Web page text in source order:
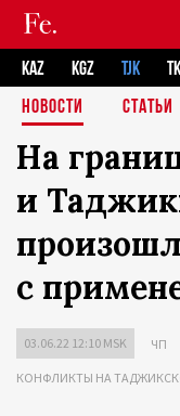
KAZ KGZ TJK
НОВОСТИ
СТАТЬИ
На
и
с
03.06.22 12:10 MSK ЧП
КОНФЛИКТЫ НА